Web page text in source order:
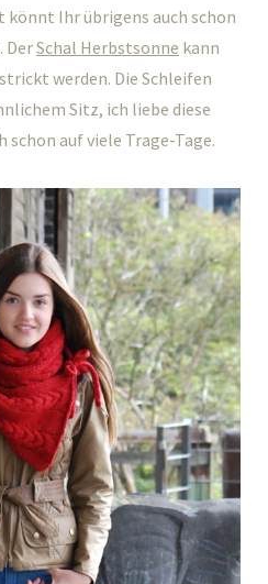
könnt Ihr übrigens auch schon
DerSchal Herbstsonne kann
werden. Die Schleifen
Sitz, ich liebe diese
auf viele Trage-Tage.